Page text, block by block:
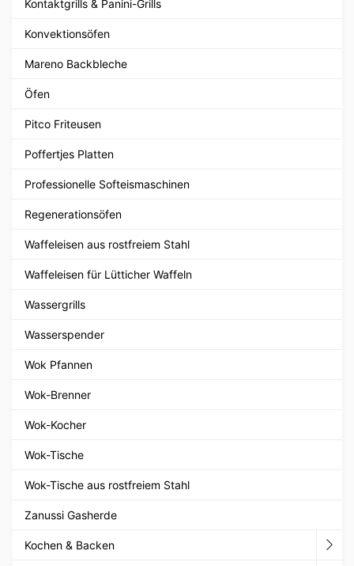
Kontaktgrills & Panini-Grills
Konvektionsöfen
Mareno Backbleche
Öfen
Pitco Friteusen
Poffertjes Platten
Professionelle Softeismaschinen
Regenerationsöfen
Waffeleisen aus rostfreiem Stahl
Waffeleisen für Lütticher Waffeln
Wassergrills
Wasserspender
Wok Pfannen
Wok-Brenner
Wok-Kocher
Wok-Tische
Wok-Tische aus rostfreiem Stahl
Zanussi Gasherde
Kochen & Backen